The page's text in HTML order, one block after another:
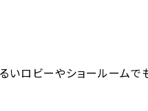
ロビーやショールームで